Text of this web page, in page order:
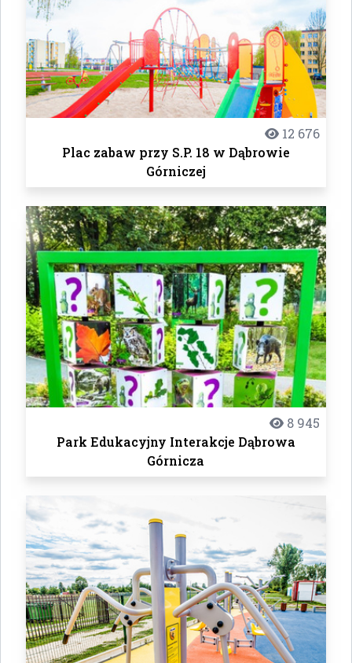
12 676
Plac zabaw przy S.P. 18 w Dąbrowie
Górniczej
8 945
Park Edukacyjny Interakcje Dąbrowa
Górnicza